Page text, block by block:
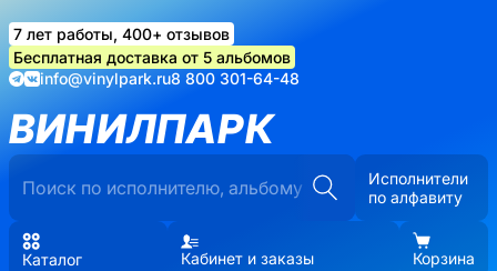
7 лет работы, 400+ отзывов
Бесплатная доставка от 5 альбомов
info@vinylpark.ru8 800 301-64-48
ВИНИЛПАРК
Исполнители
по алфавиту
Каталог Кабинет и заказы Корзина